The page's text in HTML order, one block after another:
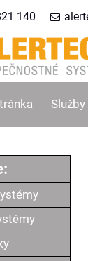
140
Služby